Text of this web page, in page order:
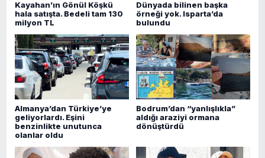
Kayahan’ın Gönül Köşkü
hala satışta. Bedeli tam 130
milyon TL
Dünyada bilinen başka
örneği yok. Isparta’da
bulundu
Almanya’dan Türkiye’ye
geliyorlardı. Eşini
benzinlikte unutunca
olanlar oldu
Bodrum’dan “yanlışlıkla”
aldığı araziyi ormana
dönüştürdü